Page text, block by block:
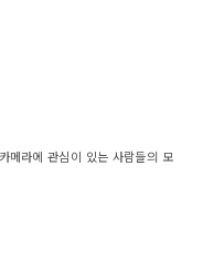
메라에 관심이 있는 사람들의 모